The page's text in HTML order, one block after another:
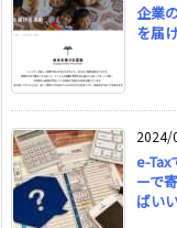
企業
を届
2024/
e-Tax
ーで
ばい